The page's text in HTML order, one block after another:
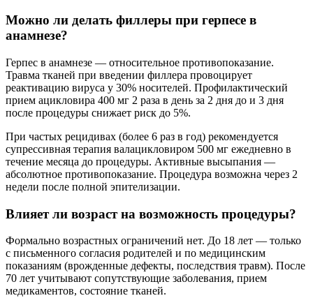
Можно ли делать филлеры при герпесе в
анамнезе?
Герпес в анамнезе — относительное противопоказание.
Травма тканей при введении филлера провоцирует
реактивацию вируса у 30% носителей. Профилактический
прием ацикловира 400 мг 2 раза в день за 2 дня до и 3 дня
после процедуры снижает риск до 5%.
При частых рецидивах (более 6 раз в год) рекомендуется
супрессивная терапия валацикловиром 500 мг ежедневно в
течение месяца до процедуры. Активные высыпания —
абсолютное противопоказание. Процедура возможна через 2
недели после полной эпителизации.
Влияет ли возраст на возможность процедуры?
Формально возрастных ограничений нет. До 18 лет — только
с письменного согласия родителей и по медицинским
показаниям (врожденные дефекты, последствия травм). После
70 лет учитывают сопутствующие заболевания, прием
медикаментов, состояние тканей.